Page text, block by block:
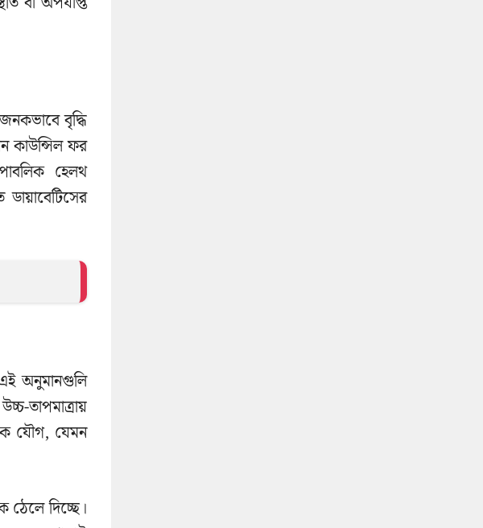
বৃদ্ধি
কাউন্সিল ফর
হেলথ
অনুমানগুলি
তাপমাত্রায়
যৌগ, যেমন
ঠেলে দিচ্ছে।